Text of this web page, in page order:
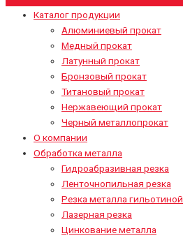
Каталог продукции
Алюминиевый прокат
Медный прокат
Латунный прокат
Бронзовый прокат
Титановый прокат
Нержавеющий прокат
Черный металлопрокат
О компании
Обработка металла
Гидроабразивная резка
Ленточнопильная резка
Резка металла гильотиной
Лазерная резка
Цинкование металла